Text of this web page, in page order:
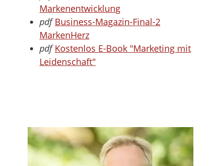
Markenentwicklung
pdf Business-Magazin-Final-2
MarkenHerz
pdf Kostenlos E-Book "Marketing mit
Leidenschaft"